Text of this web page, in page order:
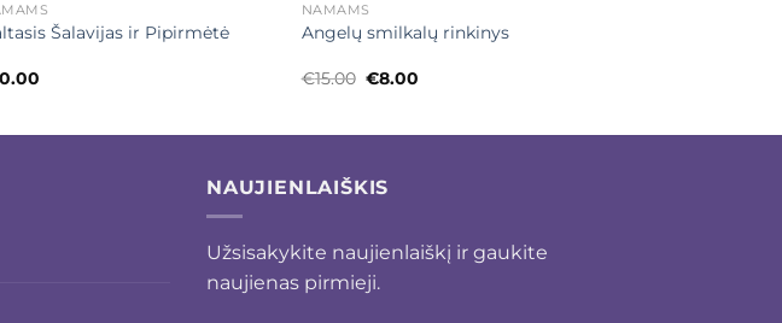
Šalavijas ir Pipirmėtė
NAMAMS
Angelų smilkalų rinkinys
€15.00 Original
€8.00Current
NAUJIENLAIŠKIS
Užsisakykite naujienlaiškį ir gaukite
naujienas pirmieji.